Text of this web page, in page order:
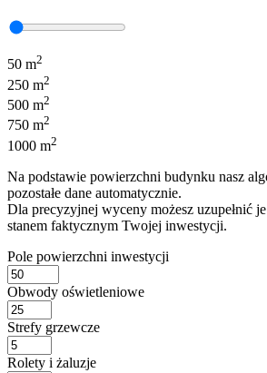
50 m2
250 m2
500 m2
750 m2
1000 m2
Na podstawie powierzchni budynku nasz
pozostałe dane automatycznie.
Dla precyzyjnej wyceny możesz uzupełnić
stanem faktycznym Twojej inwestycji.
Pole powierzchni inwestycji
Obwody oświetleniowe
Strefy grzewcze
Rolety i żaluzje